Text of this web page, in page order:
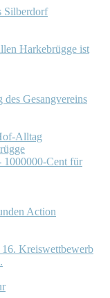
Silberdorf
Harkebrügge ist
Gesangvereins
Alltag
Cent für
Action
Kreiswettbewerb